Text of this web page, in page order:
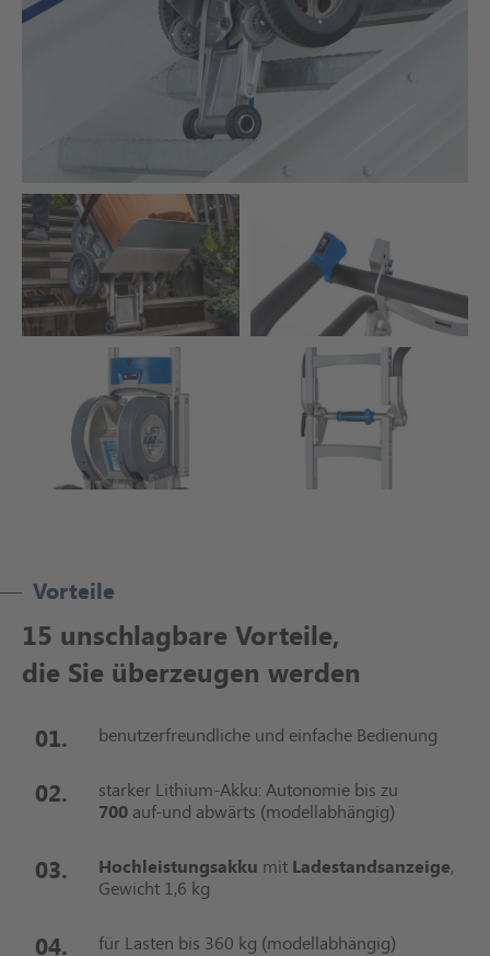
Vorteile
15 unschlagbare Vorteile,
die Sie überzeugen werden
benutzerfreundliche und einfache Bedienung
starker Lithium-Akku: Autonomie bis zu
700 auf-und abwärts (modellabhängig)
Hochleistungsakku mit Ladestandsanzeige,
Gewicht 1,6 kg
für Lasten bis 360 kg (modellabhängig)